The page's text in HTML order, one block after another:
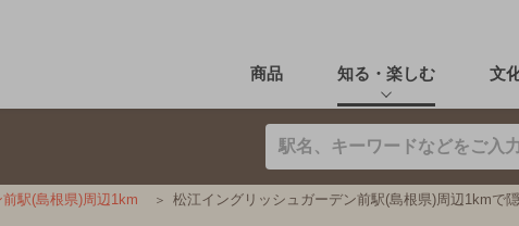
商品 知る・楽しむ 文
駅(島根県)周辺1km 松江イングリッシュガーデン前駅(島根県)周辺1kmで